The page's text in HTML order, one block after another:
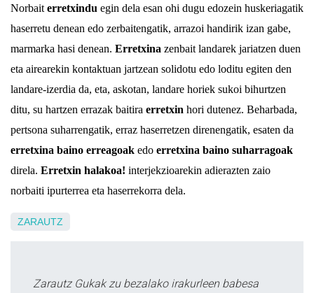
Norbait erretxindu egin dela esan ohi dugu edozein huskeriagatik
haserretu denean edo zerbaitengatik, arrazoi handirik izan gabe,
marmarka hasi denean. Erretxina zenbait landarek jariatzen duen
eta airearekin kontaktuan jartzean solidotu edo loditu egiten den
landare-izerdia da, eta, askotan, landare horiek sukoi bihurtzen
ditu, su hartzen errazak baitira erretxin hori dutenez. Beharbada,
pertsona suharrengatik, erraz haserretzen direnengatik, esaten da
erretxina baino erreagoak edo erretxina baino suharragoak
direla. Erretxin halakoa! interjekzioarekin adierazten zaio
norbaiti ipurterrea eta haserrekorra dela.
ZARAUTZ
Zarautz Gukak zu bezalako irakurleen babesa